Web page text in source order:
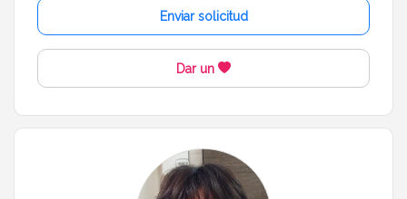
Enviar solicitud
Dar un